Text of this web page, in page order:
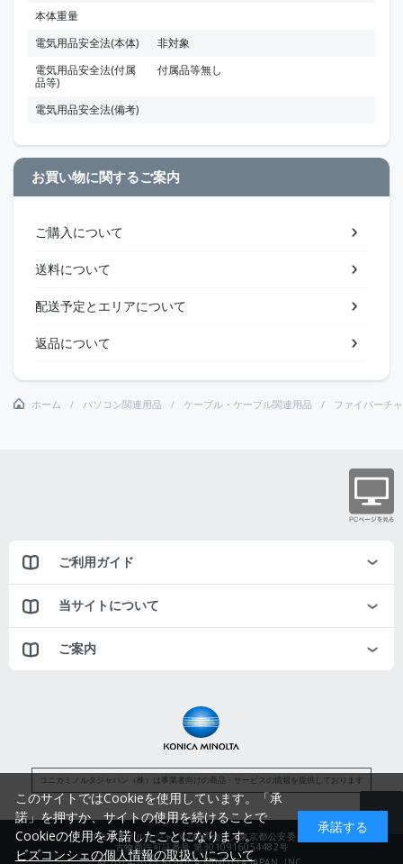
本体重量
電気用品安全法(本体)
非対象
電気用品安全法(付属
品等)
付属品等無し
電気用品安全法(備考)
お買い物に関するご案内
ご購入について
送料について
配送予定とエリアについて
返品について
ホーム パソコン関連用品 ケーブル・ケーブル関連用品 ファイバーチ
ご利用ガイド
当サイトについて
ご案内
コニカミノルタジャパン（株）は事業者向けの商品・サービスの情報を提供しております
コニカミノルタジャパン株式会社／東京都公安委員会
古物商許可証番号 第3010916054482号
このサイトではCookieを使用しています。「承
諾」を押すか、サイトの使用を続けることで
Cookieの使用を承諾したことになります。
ビズコンシェの個人情報の取扱いについて
承諾する